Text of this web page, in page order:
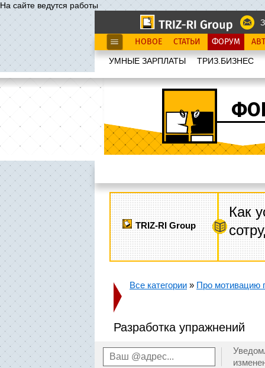
На сайте ведутся работы
НОВОЕ СТАТЬИ ФОРУМ
УМНЫЕ ЗАРПЛАТЫ ТРИЗ.БИЗНЕС
TRIZ-RI Group
Как
Все категории » Про мотивацию
Разработка упражнений